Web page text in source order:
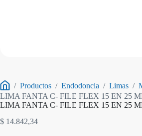
Inicio
/ Productos / Endodoncia / Limas /
LIMA FANTA C- FILE FLEX 15 EN 25
LIMA FANTA C- FILE FLEX 15 EN 25
$ 14.842,34